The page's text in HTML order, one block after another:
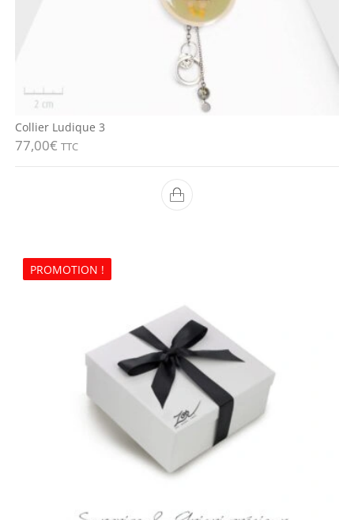
Collier Ludique 3
77,00€ TTC
PROMOTION !